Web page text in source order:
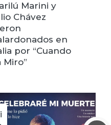
Marini y
Chávez
en
por “Cuando
Miro”